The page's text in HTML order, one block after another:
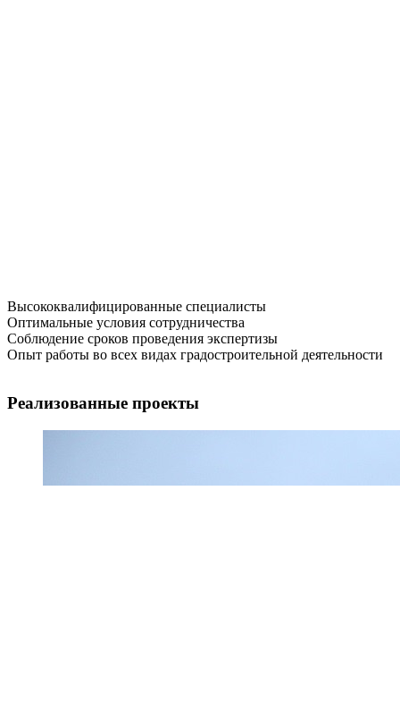
Высококвалифицированные специалисты
Оптимальные условия сотрудничества
Соблюдение сроков проведения экспертизы
Опыт работы во всех видах градостроительной деятельности
Реализованные проекты